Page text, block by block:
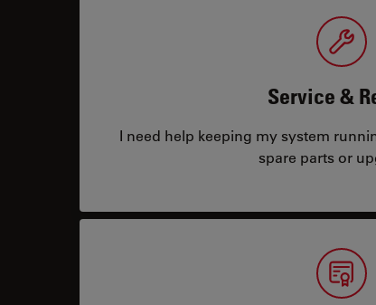
Service &
I need help keeping my system
spare parts or